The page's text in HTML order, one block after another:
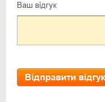
Ваш відгук
Відправити відгук